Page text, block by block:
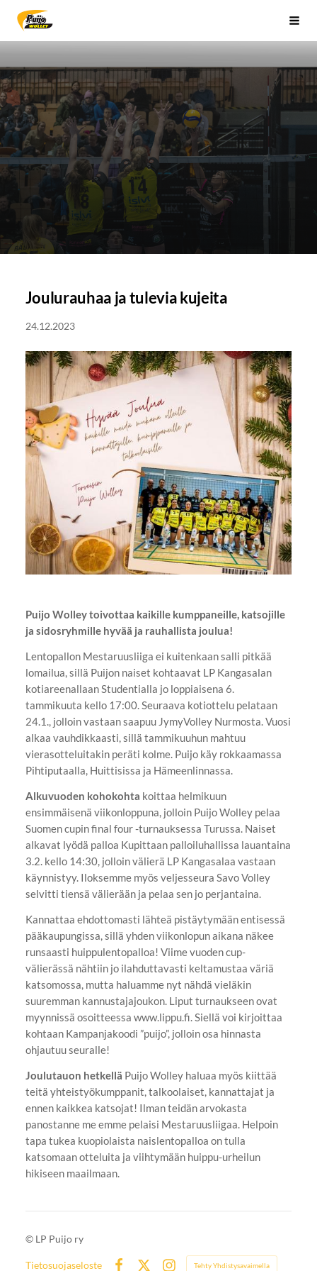
Siirry
sivun
Sivuston etusivulle
Joulurauhaa ja tulevia kujeita
24.12.2023
Puijo Wolley toivottaa kaikille kumppaneille, katsojille
ja sidosryhmille hyvää ja rauhallista joulua!
Lentopallon Mestaruusliiga ei kuitenkaan salli pitkää
lomailua, sillä Puijon naiset kohtaavat LP Kangasalan
kotiareenallaan Studentialla jo loppiaisena 6.
tammikuuta kello 17:00. Seuraava kotiottelu pelataan
24.1., jolloin vastaan saapuu JymyVolley Nurmosta. Vuosi
alkaa vauhdikkaasti, sillä tammikuuhun mahtuu
vierasotteluitakin peräti kolme. Puijo käy rokkaamassa
Pihtiputaalla, Huittisissa ja Hämeenlinnassa.
Alkuvuoden kohokohta koittaa helmikuun
ensimmäisenä viikonloppuna, jolloin Puijo Wolley pelaa
Suomen cupin final four -turnauksessa Turussa. Naiset
alkavat lyödä palloa Kupittaan palloiluhallissa lauantaina
3.2. kello 14:30, jolloin välierä LP Kangasalaa vastaan
käynnistyy. Iloksemme myös veljesseura Savo Volley
selvitti tiensä välierään ja pelaa sen jo perjantaina.
Kannattaa ehdottomasti lähteä pistäytymään entisessä
pääkaupungissa, sillä yhden viikonlopun aikana näkee
runsaasti huippulentopalloa! Viime vuoden cup-
välierässä nähtiin jo ilahduttavasti keltamustaa väriä
katsomossa, mutta haluamme nyt nähdä vieläkin
suuremman kannustajajoukon. Liput turnaukseen ovat
myynnissä osoitteessa www.lippu.fi. Siellä voi kirjoittaa
kohtaan Kampanjakoodi ”puijo”, jolloin osa hinnasta
ohjautuu seuralle!
Joulutauon hetkellä Puijo Wolley haluaa myös kiittää
teitä yhteistyökumppanit, talkoolaiset, kannattajat ja
ennen kaikkea katsojat! Ilman teidän arvokasta
panostanne me emme pelaisi Mestaruusliigaa. Helpoin
tapa tukea kuopiolaista naislentopalloa on tulla
katsomaan otteluita ja viihtymään huippu-urheilun
hikiseen maailmaan.
© LP Puijo ry
Tietosuojaseloste
Tehty Yhdistysavaimella